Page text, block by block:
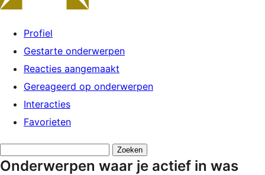
Profiel
Gestarte onderwerpen
Reacties aangemaakt
Gereageerd op onderwerpen
Interacties
Favorieten
zoeken:
Onderwerpen waar je actief in was